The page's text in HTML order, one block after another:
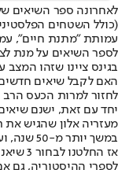
לאחרונה ספר השיאים
(כולל השטחים
עמותת "מתנת חיים",
לספר השיאים על מנת לציין אירוע נדיר:
האם לקבל שיאים חדשים
לחזור למרות הכעס הרב
יחד עם זאת, ישנם
מעזריה אלון שהגיש את
במשך יותר מ-50 שנה, ועד אורי גיל, טייס הקרב המבוגר ביותר בעולם.
אז
לספרי ההיסטוריה, גם